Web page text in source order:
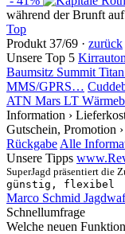
während der Brunft
Top
Produkt 37/69 · zurück
Unsere Top 5
Baumsitz Summit
MMS/GPRS…
ATN Mars LT
Information ›
Gutschein, Promotion
Rückgabe Alle
Unsere Tipps
SuperJagd präsentiert die
günstig, flexibel
Marco Schmid
Schnellumfrage
Welche neuen